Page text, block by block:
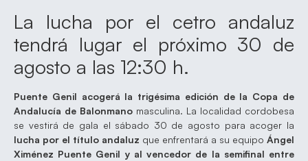
La lucha por el cetro andaluz
tendrá lugar el próximo 30 de
agosto a las 12:30 h.
Puente Genil acogerá la trigésima edición de la Copa de
Andalucía de Balonmano masculina. La localidad cordobesa
se vestirá de gala el sábado 30 de agosto para acoger la
lucha por el título andaluz que enfrentará a su equipo Ángel
Ximénez Puente Genil y al vencedor de la semifinal entre